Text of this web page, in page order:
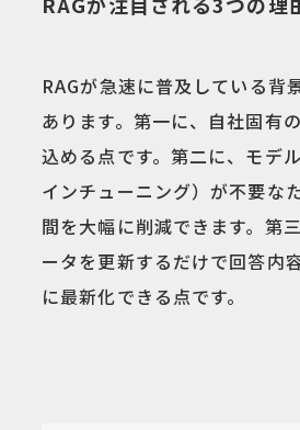
RAGが急速に普及している背
あります。第一に、自社固有
込める点です。第二に、モデ
インチューニング）が不要な
間を大幅に削減できます。第
ータを更新するだけで回答内
に最新化できる点です。